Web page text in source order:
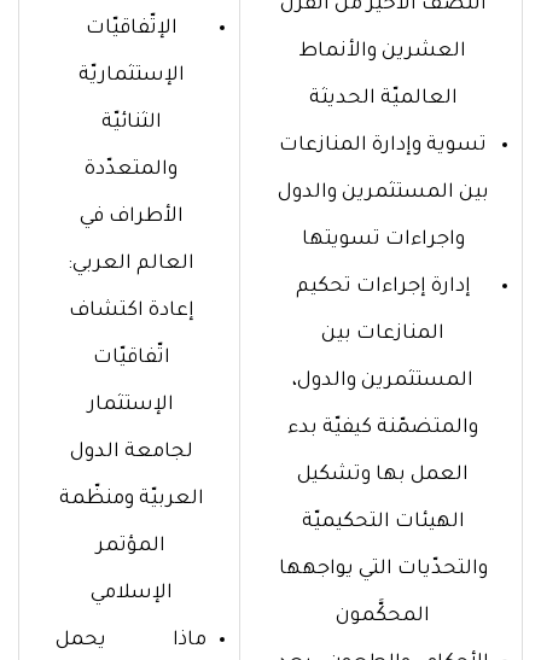
النصف الأخير من القرن
العشرين والأنماط
العالميّة الحديثة
تسوية وإدارة المنازعات
بين المستثمرين والدول
واجراءات تسويتها
إدارة إجراءات تحكيم
المنازعات بين
المستثمرين والدول،
والمتضمّنة كيفيّة بدء
العمل بها وتشكيل
الهيئات التحكيميّة
والتحدّيات التي يواجهها
المحكَّمون
الإتّفاقيّات
الإستثماريّة
الثنائيّة
والمتعدّدة
الأطراف في
العالم العربي:
إعادة اكتشاف
اتّفاقيّات
الإستثمار
لجامعة الدول
العربيّة ومنظّمة
المؤتمر
الإسلامي
ماذا يحمل